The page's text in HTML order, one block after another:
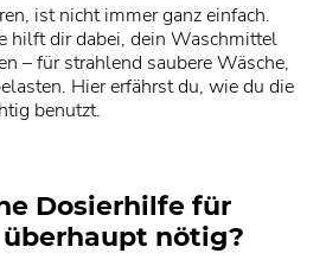
ist nicht immer ganz einfach.
hilft dir dabei, dein Waschmittel
– für strahlend saubere Wäsche,
Hier erfährst du, wie du die
benutzt.
Dosierhilfe für
nötig?